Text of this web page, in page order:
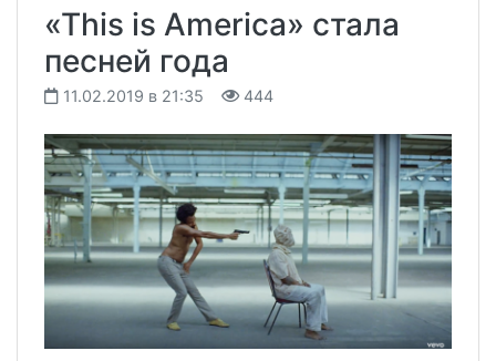
«This is America» стала
песней года
11.02.2019 в 21:35 444